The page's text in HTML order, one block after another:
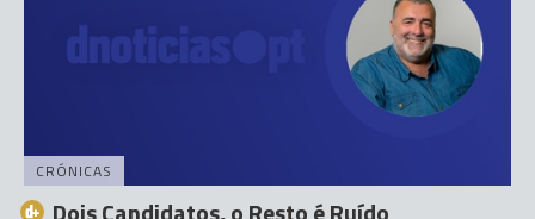
CRÓNICAS